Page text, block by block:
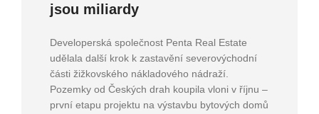
jsou miliardy
Developerská společnost Penta Real Estate
udělala další krok k zastavění severovýchodní
části žižkovského nákladového nádraží.
Pozemky od Českých drah koupila vloni v říjnu –
první etapu projektu na výstavbu bytových domů